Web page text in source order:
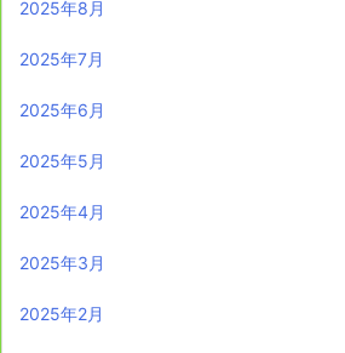
2025年8月
2025年7月
2025年6月
2025年5月
2025年4月
2025年3月
2025年2月